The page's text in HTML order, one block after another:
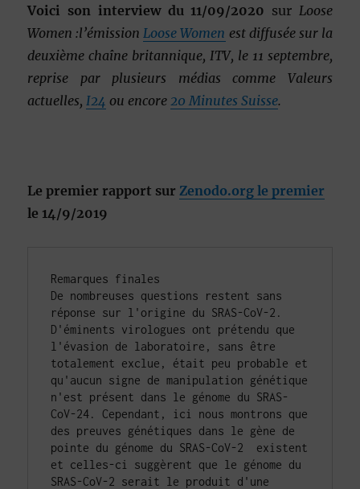
Voici son interview du 11/09/2020 sur Loose
Women :l’émission Loose Women est diffusée sur la
deuxième chaîne britannique, ITV, le 11 septembre,
reprise par plusieurs médias comme Valeurs
actuelles, I24 ou encore 20 Minutes Suisse.
Le premier rapport sur Zenodo.org le premier
le 14/9/2019
Remarques finales
De nombreuses questions restent sans
réponse sur l'origine du SRAS-CoV-2.
D'éminents virologues ont prétendu que
l'évasion de laboratoire, sans être
totalement exclue, était peu probable et
qu'aucun signe de manipulation génétique
n'est présent dans le génome du SRAS-
CoV-24. Cependant, ici nous montrons que
des preuves génétiques dans le gène de
pointe du génome du SRAS-CoV-2  existent
et celles-ci suggèrent que le génome du
SRAS-CoV-2 serait le produit d'une